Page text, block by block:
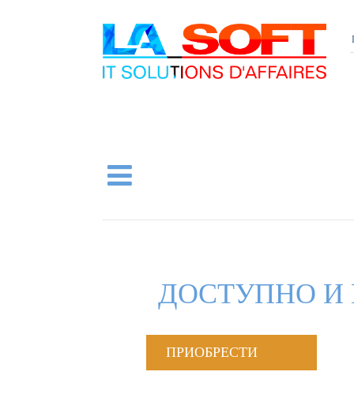
ДОСТУПНО И
ПРИОБРЕСТИ